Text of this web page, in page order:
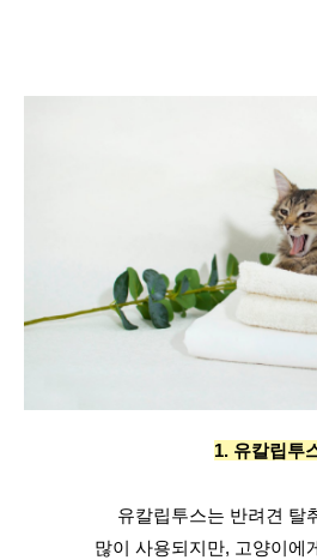
1. 유칼립투
유칼립투스는 반려견 탈
많이 사용되지만, 고양이에